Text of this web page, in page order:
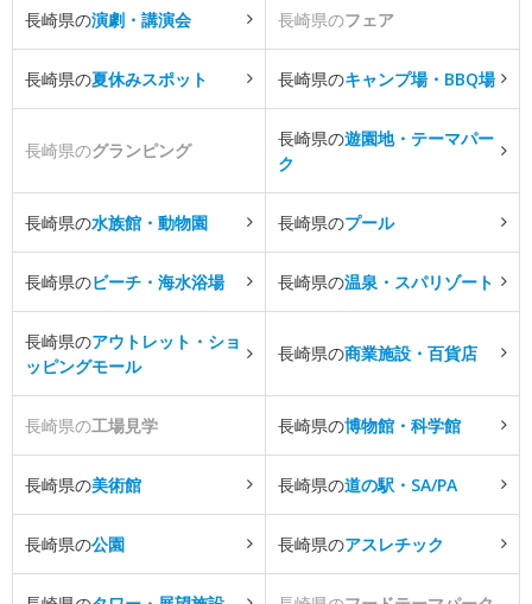
長崎県の演劇・講演会 長崎県のフェア
長崎県の夏休みスポット 長崎県のキャンプ場・BBQ場
長崎県のグランピング
長崎県の遊園地・テーマパー
ク
長崎県の水族館・動物園 長崎県のプール
長崎県のビーチ・海水浴場 長崎県の温泉・スパリゾート
長崎県のアウトレット・ショ
ッピングモール
長崎県の商業施設・百貨店
長崎県の工場見学 長崎県の博物館・科学館
長崎県の美術館 長崎県の道の駅・SA/PA
長崎県の公園 長崎県のアスレチック